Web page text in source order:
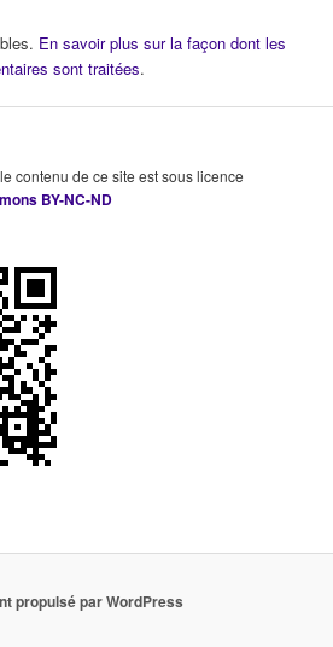
En savoir plus sur la façon dont les
sont traitées.
contenu de ce site est sous licence
BY-NC-ND
propulsé par WordPress